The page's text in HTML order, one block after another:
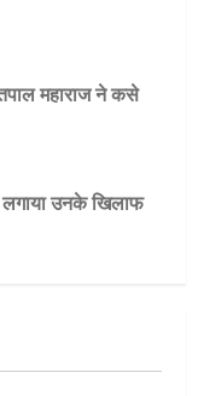
महाराज ने कसे
लगाया उनके खिलाफ